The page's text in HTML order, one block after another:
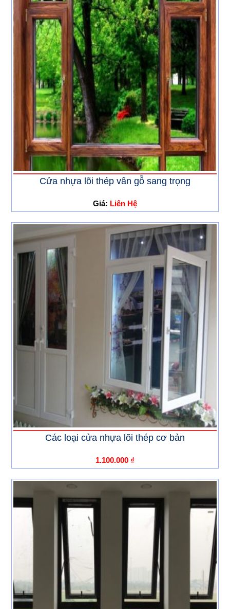
Cửa nhựa lõi thép vân gỗ sang trọng
Giá: Liên Hệ
Các loại cửa nhựa lõi thép cơ bản
1.100.000 ₫